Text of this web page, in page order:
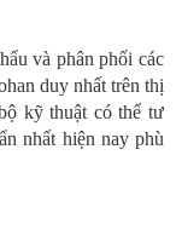
và phân phối các
duy nhất trên thị
kỹ thuật có thể tư
nhất hiện nay phù